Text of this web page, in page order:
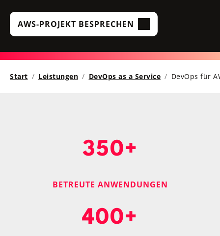
AWS-PROJEKT BESPRECHEN
Start Leistungen DevOps as a Service DevOps für
350+
BETREUTE ANWENDUNGEN
400+